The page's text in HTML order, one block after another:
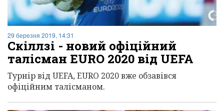
29 березня 2019, 14:31
Скіллзі - новий офіційний
талісман EURO 2020 від UEFA
Турнір від UEFA, EURO 2020 вже обзавівся
офіційним талісманом.